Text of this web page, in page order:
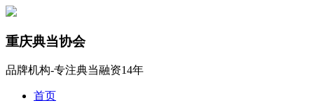
重庆典当协会
品牌机构-专注典当融资14年
首页